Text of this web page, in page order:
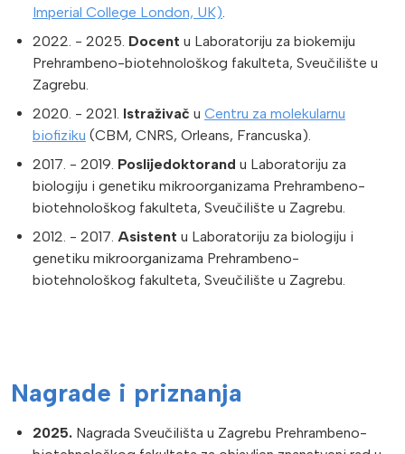
Imperial College London, UK)
2022. - 2025. Docent u Laboratoriju za biokemiju
Prehrambeno-biotehnološkog fakulteta, Sveučilište u
Zagrebu.
2020. - 2021. Istraživač u Centru za molekularnu
biofiziku (CBM, CNRS, Orleans, Francuska).
2017. - 2019. Poslijedoktorand u Laboratoriju za
biologiju i genetiku mikroorganizama Prehrambeno-
biotehnološkog fakulteta, Sveučilište u Zagrebu.
2012. - 2017. Asistent u Laboratoriju za biologiju i
genetiku mikroorganizama Prehrambeno-
biotehnološkog fakulteta, Sveučilište u Zagrebu.
Nagrade i priznanja
2025. Nagrada Sveučilišta u Zagrebu Prehrambeno-